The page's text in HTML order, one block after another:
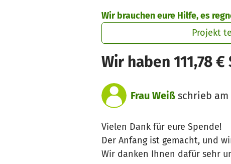
Wir brauchen eure Hilfe, es
Projekt
Wir haben 111,78
Frau Weiß schrieb am
Vielen Dank für eure Spende!
Der Anfang ist gemacht, und
Wir danken Ihnen dafür sehr